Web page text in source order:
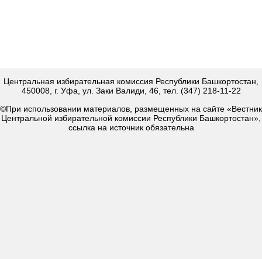
Центральная избирательная комиссия Республики Башкортостан,
450008, г. Уфа, ул. Заки Валиди, 46, тел. (347) 218-11-22
©При использовании материалов, размещенных на сайте «Вестник
Центральной избирательной комиссии Республики Башкортостан»,
ссылка на источник обязательна